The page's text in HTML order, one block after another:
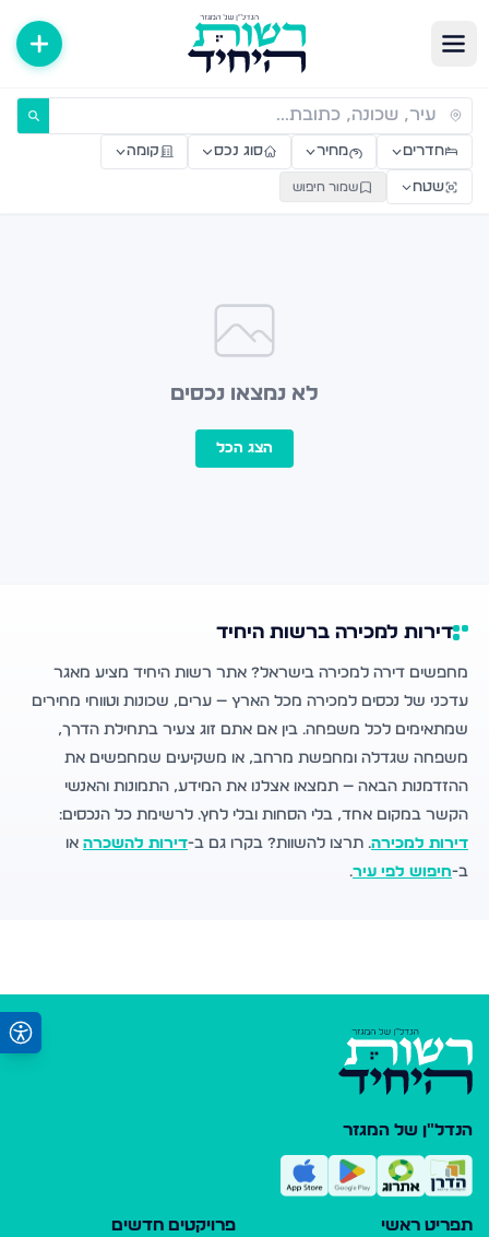
דירות למכירה ולהשכרה — רשות היחיד
חדרים מחיר סוג נכס קומה
שטח שמור חיפוש
לא נמצאו נכסים
הצג הכל
דירות למכירה ברשות היחיד
מחפשים דירה למכירה בישראל? אתר רשות היחיד מציע מאגר
עדכני של נכסים למכירה מכל הארץ — ערים, שכונות וטווחי מחירים
שמתאימים לכל משפחה. בין אם אתם זוג צעיר בתחילת הדרך,
משפחה שגדלה ומחפשת מרחב, או משקיעים שמחפשים את
ההזדמנות הבאה — תמצאו אצלנו את המידע, התמונות והאנשי
הקשר במקום אחד, בלי הסחות ובלי לחץ. לרשימת כל הנכסים:
דירות למכירה. תרצו להשוות? בקרו גם ב-דירות להשכרה או
ב-חיפוש לפי עיר.
הנדל"ן של המגזר
תפריט ראשי פרויקטים חדשים